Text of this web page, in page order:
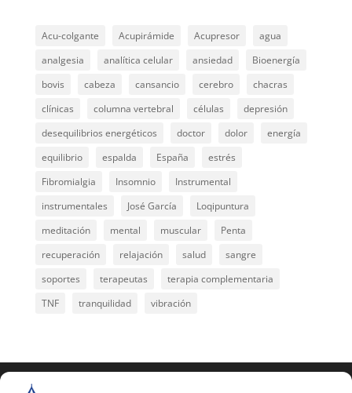
Acu-colgante Acupirámide Acupresor
agua
analgesia
analítica celular ansiedad
Bioenergía
bovis
cabeza cansancio cerebro
chacras
clínicas
columna vertebral células
depresión
desequilibrios energéticos
doctor dolor
energía
equilibrio
espalda España
estrés
Fibromialgia
Insomnio
Instrumental
instrumentales
José García
Loqipuntura
meditación
mental muscular
Penta
recuperación
relajación salud
sangre
soportes
terapeutas
terapia complementaria
TNF
tranquilidad vibración